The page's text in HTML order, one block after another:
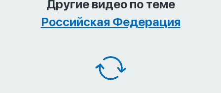
Другие видео по теме
Российская Федерация